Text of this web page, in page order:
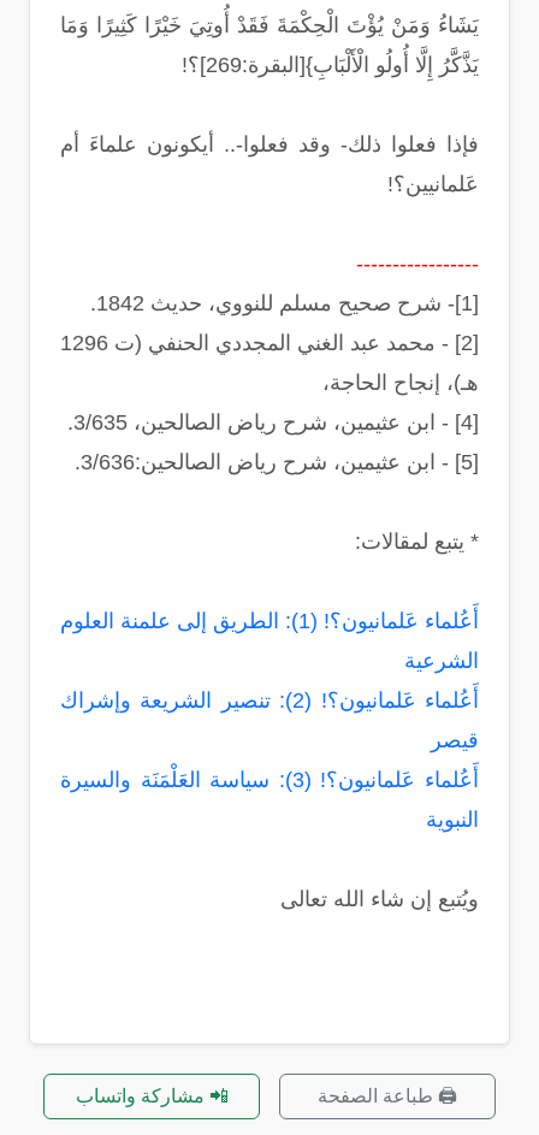
يَشَاءُ وَمَنْ يُؤْتَ الْحِكْمَةَ فَقَدْ أُوتِيَ خَيْرًا كَثِيرًا وَمَا
يَذَّكَّرُ إِلَّا أُولُو الْأَلْبَابِ}[البقرة:269]؟!
فإذا فعلوا ذلك- وقد فعلوا-.. أيكونون علماءَ أم
عَلمانيين؟!
-----------------
[1]- شرح صحيح مسلم للنووي، حديث 1842.
[2] - محمد عبد الغني المجددي الحنفي (ت 1296
هـ)، إنجاح الحاجة،
[4] - ابن عثيمين، شرح رياض الصالحين، 3/635.
[5] - ابن عثيمين، شرح رياض الصالحين:3/636.
* يتبع لمقالات:
أَعُلماء عَلمانيون؟! (1): الطريق إلى علمنة العلوم
الشرعية
أَعُلماء عَلمانيون؟! (2): تنصير الشريعة وإشراك
قيصر
أَعُلماء عَلمانيون؟! (3): سياسة العَلْمَنَة والسيرة
النبوية
ويُتبع إن شاء الله تعالى
🖨️ طباعة الصفحة 📲 مشاركة واتساب